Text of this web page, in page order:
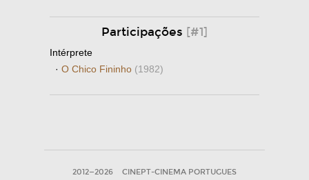
Participações [#1]
Intérprete
· O Chico Fininho (1982)
2012—2026 CINEPT-CINEMA PORTUGUES